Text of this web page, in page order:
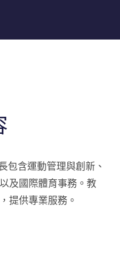
包含運動管理與創新、
及國際體育事務。教
提供專業服務。